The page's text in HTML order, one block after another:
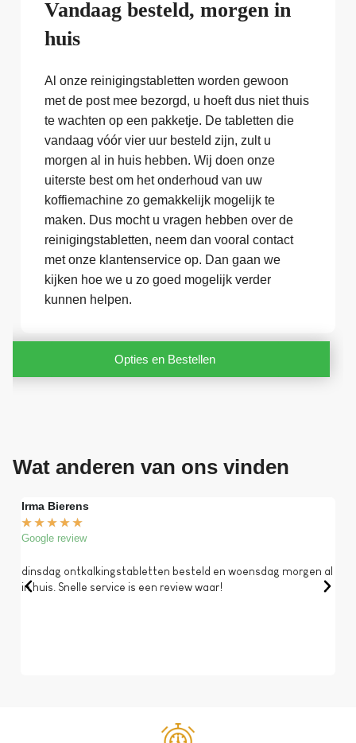
Vandaag besteld, morgen in
huis
Al onze reinigingstabletten worden gewoon
met de post mee bezorgd, u hoeft dus niet thuis
te wachten op een pakketje. De tabletten die
vandaag vóór vier uur besteld zijn, zult u
morgen al in huis hebben. Wij doen onze
uiterste best om het onderhoud van uw
koffiemachine zo gemakkelijk mogelijk te
maken. Dus mocht u vragen hebben over de
reinigingstabletten, neem dan vooral contact
met onze klantenservice op. Dan gaan we
kijken hoe we u zo goed mogelijk verder
kunnen helpen.
Opties en Bestellen
Wat anderen van ons vinden
Irma Bierens
★ ★ ★ ★ ★
Google review
dinsdag ontkalkingstabletten besteld en woensdag morgen al
in huis. Snelle service is een review waar!